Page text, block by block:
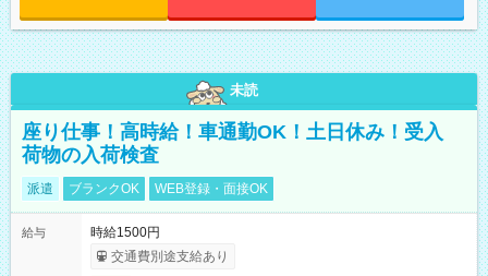
未読
座り仕事！高時給！車通勤OK！土日休み！受入
荷物の入荷検査
派遣 ブランクOK WEB登録・面接OK
給与
時給1500円
交通費別途支給あり